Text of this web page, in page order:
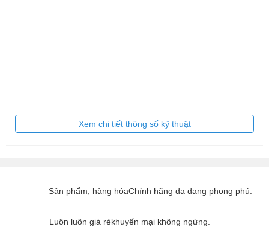
Xem chi tiết thông số kỹ thuật
Sản phẩm, hàng hóaChính hãng đa dạng phong phú.
Luôn luôn giá rẻkhuyến mại không ngừng.